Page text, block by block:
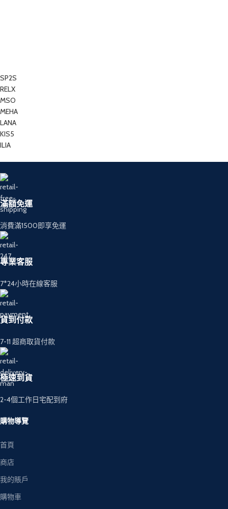
SP2S
RELX
MSO
MEHA
LANA
KIS5
ILIA
滿額免運
消費滿1500即享免運
專業客服
7*24小時在線客服
貨到付款
7-11 超商取貨付款
極速到貨
2-4個工作日宅配到府
購物導覽
首頁
商店
我的賬戶
購物車